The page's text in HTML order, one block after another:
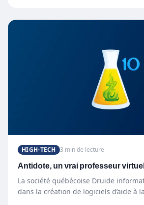
HIGH-TECH 3 min de lecture
Antidote, un vrai professeur
La société québécoise Druide
dans la création de logiciels d’aide à